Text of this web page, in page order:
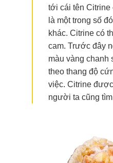
tới cái tên Citrine
là một trong số
khác. Citrine có
cam. Trước đây
màu vàng chanh
theo thang độ
việc. Citrine
người ta cũng